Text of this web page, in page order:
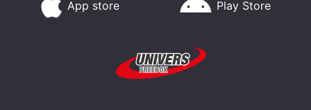
App store Play Store